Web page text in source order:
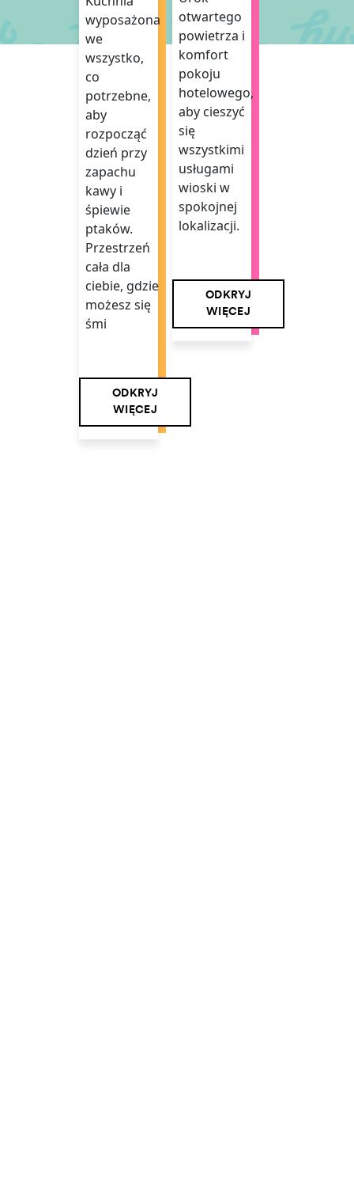
wyposażona
we
wszystko,
co
potrzebne,
aby
rozpocząć
dzień przy
zapachu
kawy i
śpiewie
ptaków.
Przestrzeń
cała dla
ciebie, gdzie
możesz się
śmi
ODKRYJ
WIĘCEJ
otwartego
powietrza i
komfort
pokoju
hotelowego,
aby cieszyć
się
wszystkimi
usługami
wioski w
spokojnej
lokalizacji.
ODKRYJ
WIĘCEJ